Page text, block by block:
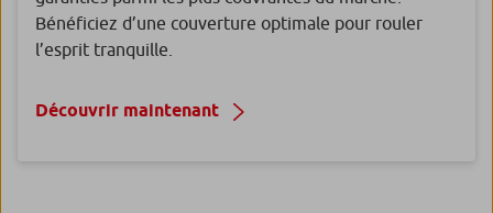
Bénéficiez d’une couverture optimale pour rouler
l’esprit tranquille.
Découvrir maintenant